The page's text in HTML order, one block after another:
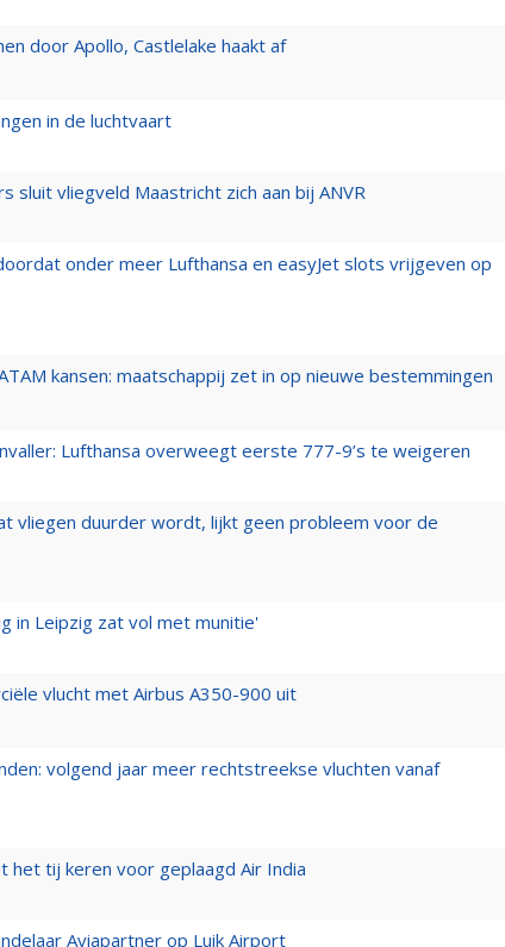
door Apollo, Castlelake haakt af
in de luchtvaart
sluit vliegveld Maastricht zich aan bij ANVR
onder meer Lufthansa en easyJet slots vrijgeven op
kansen: maatschappij zet in op nieuwe bestemmingen
Lufthansa overweegt eerste 777-9’s te weigeren
vliegen duurder wordt, lijkt geen probleem voor de
in Leipzig zat vol met munitie'
vlucht met Airbus A350-900 uit
volgend jaar meer rechtstreekse vluchten vanaf
het tij keren voor geplaagd Air India
Aviapartner op Luik Airport